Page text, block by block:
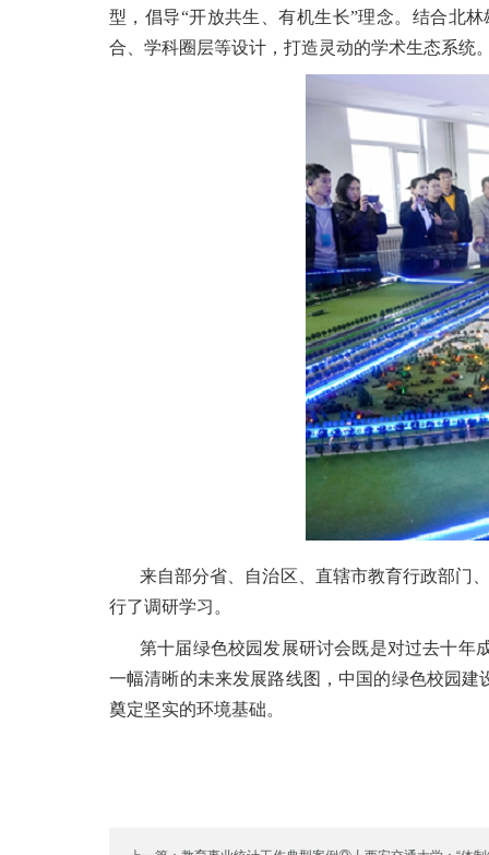
型，倡导“开放共生、有机生长”理念。结合北
合、学科圈层等设计，打造灵动的学术生态系统
来自部分省、自治区、直辖市教育行政部门
行了调研学习。
第十届绿色校园发展研讨会既是对过去十年
一幅清晰的未来发展路线图，中国的绿色校园
奠定坚实的环境基础。